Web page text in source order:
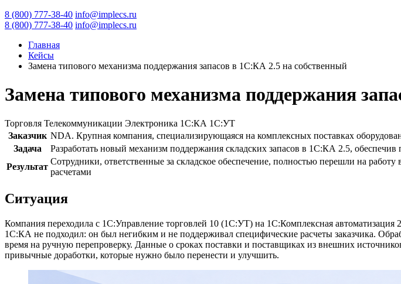
8 (800) 777-38-40 info@implecs.ru
8 (800) 777-38-40 info@implecs.ru
Главная
Кейсы
Замена типового механизма поддержания запасов в 1С:КА 2.5 на собственный
Замена типового механизма поддержания
Торговля Телекоммуникации Электроника 1С:КА 1С:УТ
Заказчик NDA. Крупная компания, специализирующаяся на комплексных поставках
Задача
Разработать новый механизм поддержания складских запасов в 1С:КА 2.5,
Результат
Сотрудники, ответственные за складское обеспечение, полностью перешли на
расчетами
Ситуация
Компания переходила с 1С:Управление торговлей 10 (1С:УТ) на 1С:Комплексная
1С:КА не подходил: он был негибким и не поддерживал специфические расчеты заказчика.
время на ручную перепроверку. Данные о сроках поставки и поставщиках из внешних
привычные доработки, которые нужно было перенести и улучшить.